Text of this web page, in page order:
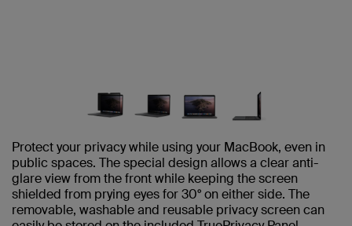
Protect your privacy while using your MacBook, even in
public spaces. The special design allows a clear anti-
glare view from the front while keeping the screen
shielded from prying eyes for 30° on either side. The
removable, washable and reusable privacy screen can